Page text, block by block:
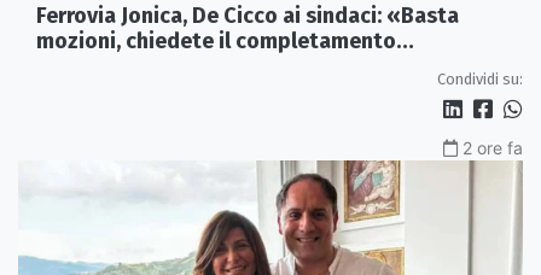
Ferrovia Jonica, De Cicco ai sindaci: «Basta
mozioni, chiedete il completamento
Condividi su:
2 ore fa